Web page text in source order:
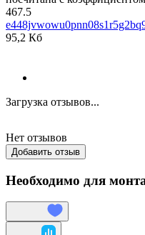
467.5
95,2 Кб
Загрузка отзывов...
Нет отзывов
Добавить отзыв
Необходимо для